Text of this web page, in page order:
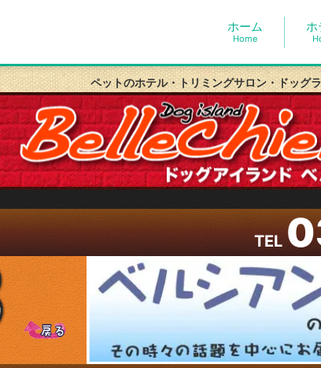
ホーム
Home
ホ
ペットのホテル・トリミングサロン
TEL